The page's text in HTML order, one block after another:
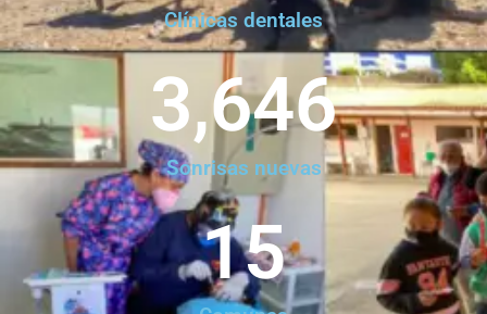
Clínicas dentales
Sonrisas nuevas
3,646
15